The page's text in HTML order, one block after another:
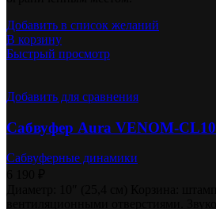
Добавить в список желаний
В корзину
Быстрый просмотр
Добавить для сравнения
Сабвуфер Aura VENOM-CL10
Сабвуферные динамики